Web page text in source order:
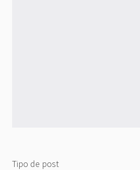
Tipo de post